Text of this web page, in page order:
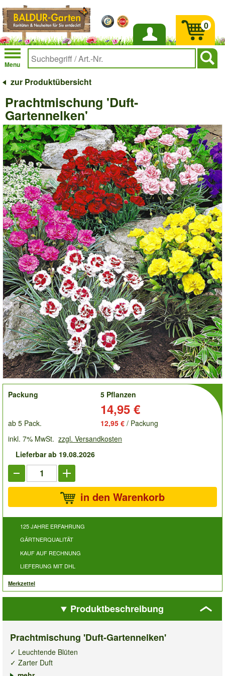
Anmelden
Menu
0
zur Produktübersicht
Prachtmischung 'Duft-
Gartennelken'
order
Packung
5 Pflanzen
14,95 €
ab 5 Pack. 12,95 € / Packung
inkl. 7% MwSt. zzgl. Versandkosten
Lieferbar ab 19.08.2026
in den Warenkorb
125 JAHRE ERFAHRUNG
GÄRTNERQUALITÄT
KAUF AUF RECHNUNG
LIEFERUNG MIT DHL
Merkzettel
Produktbeschreibung
Prachtmischung 'Duft-Gartennelken'
✓ Leuchtende Blüten
✓ Zarter Duft
✓ Winterhart & mehrjährig